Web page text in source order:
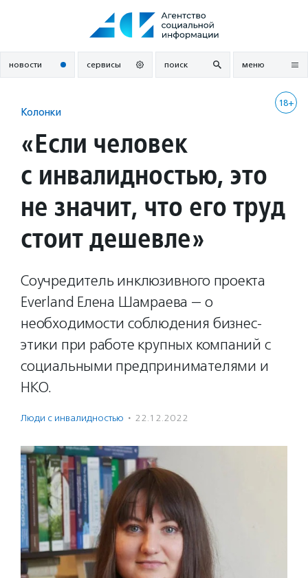
новости сервисы поиск меню
18+
Колонки
«Если человек
с инвалидностью, это
не значит, что его труд
стоит дешевле»
Соучредитель инклюзивного проекта
Everland Елена Шамраева — о
необходимости соблюдения бизнес-
этики при работе крупных компаний с
социальными предпринимателями и
НКО.
Люди с инвалидностью · 22.12.2022